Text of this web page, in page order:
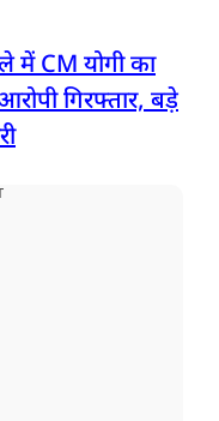
में CM योगी का
गिरफ्तार, बड़े